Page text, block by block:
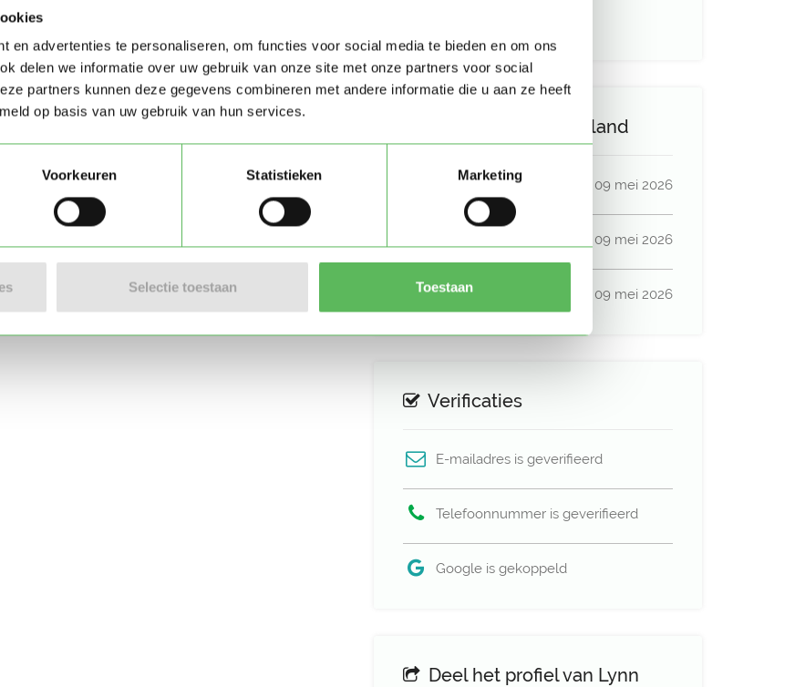
en advertenties te personaliseren, om functies voor social media te bieden en om ons
delen we informatie over uw gebruik van onze site met onze partners voor social
partners kunnen deze gegevens combineren met andere informatie die u aan ze heeft
op basis van uw gebruik van hun services.
Voorkeuren Statistieken Marketing
Selectie toestaan Toestaan
Activiteit op Oppasland
Laatste activiteit 09 mei 2026
09 mei 2026
Profiel bijgewerkt 09 mei 2026
Verificaties
E-mailadres is geverifieerd
Telefoonnummer is geverifieerd
Google is gekoppeld
Deel het profiel van Lynn